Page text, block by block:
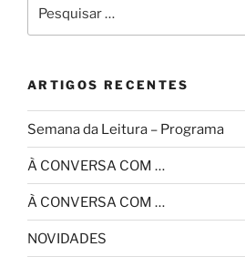
por:
ARTIGOS RECENTES
Semana da Leitura – Programa
À CONVERSA COM …
À CONVERSA COM …
NOVIDADES